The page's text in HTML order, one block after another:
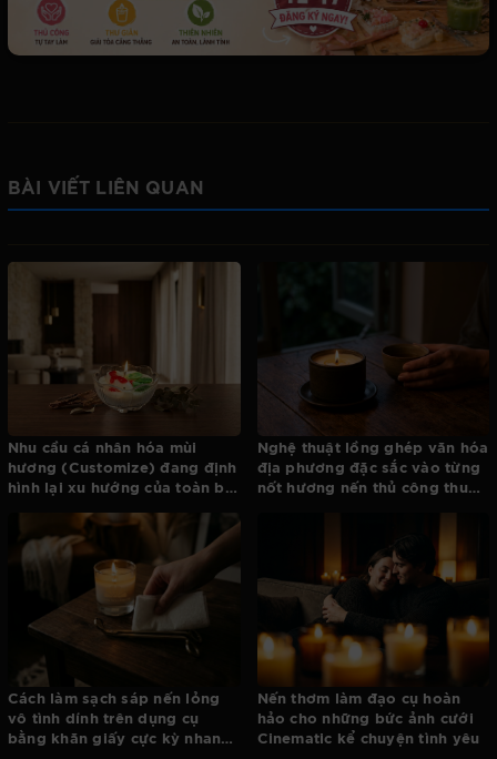
BÀI VIẾT LIÊN QUAN
Nhu cầu cá nhân hóa mùi
hương (Customize) đang định
hình lại xu hướng của toàn bộ
Nghệ thuật lồng ghép văn hóa
địa phương đặc sắc vào từng
nốt hương nến thủ công thuần
Cách làm sạch sáp nến lỏng
vô tình dính trên dụng cụ
bằng khăn giấy cực kỳ nhanh
Nến thơm làm đạo cụ hoàn
hảo cho những bức ảnh cưới
Cinematic kể chuyện tình yêu